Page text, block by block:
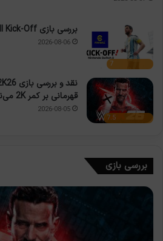
7
بررسی بازی eFootball Kick-Off
2026-08-06
7.5
قهرمانی بر کمر 2K می‌نشیند؟
2026-08-05
بررسی بازی